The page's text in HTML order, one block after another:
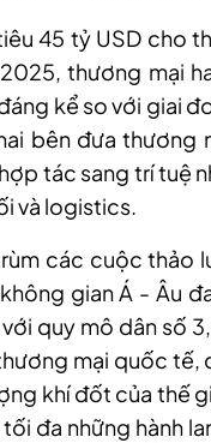
45 tỷ USD cho
thương mại
kể so với giai
bên đưa
tác sang trí tuệ
và logistics.
các cuộc thảo
gian Á - Âu
quy mô dân số
mại quốc tế,
khí đốt của thế
đa những hành